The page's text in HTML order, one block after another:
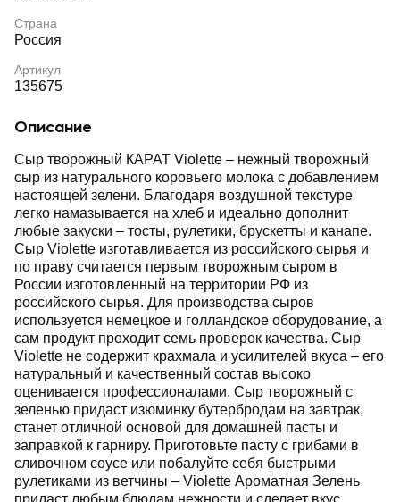
Страна
Россия
Артикул
135675
Описание
Сыр творожный КАРАТ Violette ‒ нежный творожный
сыр из натурального коровьего молока с добавлением
настоящей зелени. Благодаря воздушной текстуре
легко намазывается на хлеб и идеально дополнит
любые закуски ‒ тосты, рулетики, брускетты и канапе.
Сыр Violette изготавливается из российского сырья и
по праву считается первым творожным сыром в
России изготовленный на территории РФ из
российского сырья. Для производства сыров
используется немецкое и голландское оборудование, а
сам продукт проходит семь проверок качества. Сыр
Violette не содержит крахмала и усилителей вкуса ‒ его
натуральный и качественный состав высоко
оценивается профессионалами. Сыр творожный с
зеленью придаст изюминку бутербродам на завтрак,
станет отличной основой для домашней пасты и
заправкой к гарниру. Приготовьте пасту с грибами в
сливочном соусе или побалуйте себя быстрыми
рулетиками из ветчины ‒ Violette Ароматная Зелень
придаст любым блюдам нежности и сделает вкус